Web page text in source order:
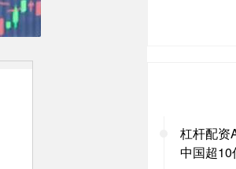
杠杆配资
中国超10